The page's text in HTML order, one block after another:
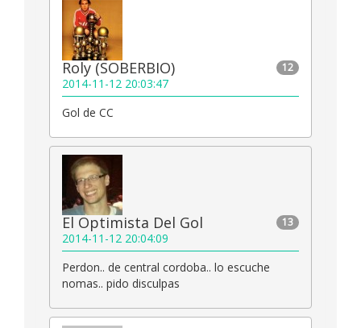
12
Roly (SOBERBIO)
2014-11-12 20:03:47
Gol de CC
13
El Optimista Del Gol
2014-11-12 20:04:09
Perdon.. de central cordoba.. lo escuche
nomas.. pido disculpas